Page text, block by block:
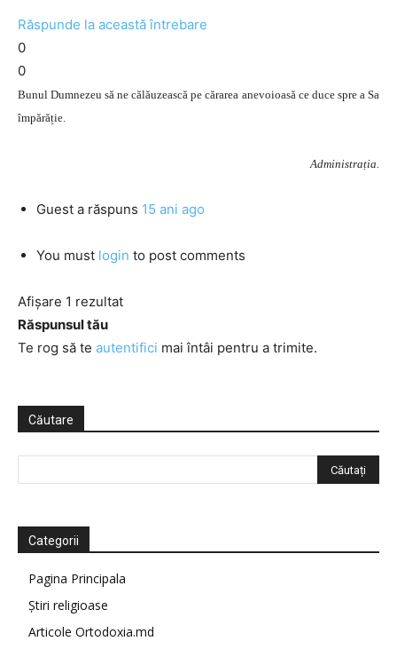
Răspunde la această întrebare
0
0
Bunul Dumnezeu să ne călăuzească pe cărarea anevoioasă ce duce spre a Sa
împărăție.
Administrația.
Guest a răspuns 15 ani ago
You must login to post comments
Afișare 1 rezultat
Răspunsul tău
Te rog să te autentifici mai întâi pentru a trimite.
Căutare
Categorii
Pagina Principala
Știri religioase
Articole Ortodoxia.md